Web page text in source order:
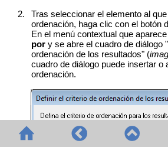
2.
Tras seleccionar el elemento al
ordenación, haga clic con el botón
En el menú contextual que
por y se abre el cuadro de diálogo
ordenación de los resultados" (
cuadro de diálogo puede insertar
ordenación.